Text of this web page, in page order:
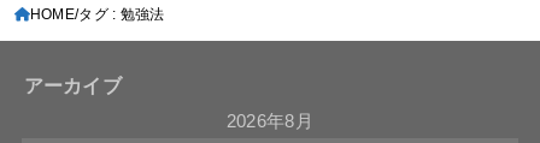
HOME タグ : 勉強法
アーカイブ
2026年8月